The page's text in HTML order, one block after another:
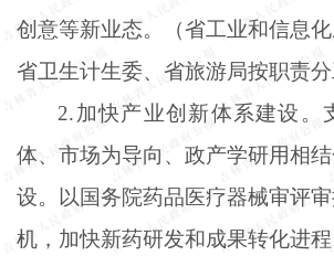
创意等新业态。（省工业和信息化
省卫生计生委、省旅游局按职责分
2.加快产业创新体系建设。
体、市场为导向、政产学研用相
设。以国务院药品医疗器械审评
机，加快新药研发和成果转化进